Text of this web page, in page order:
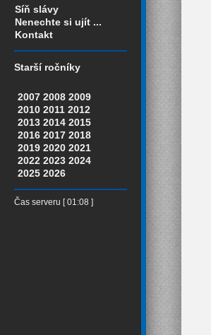
Síň slávy
Nenechte si ujít ...
Kontakt
Starší ročníky
2007 2008 2009
2010 2011 2012
2013 2014 2015
2016 2017 2018
2019 2020 2021
2022 2023 2024
2025 2026
Čas serveru [ 01:08 ]